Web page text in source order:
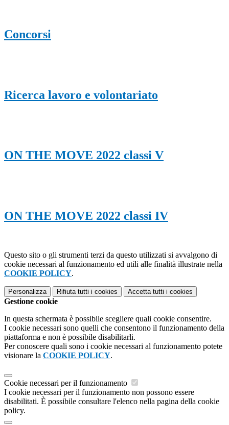
Concorsi
Ricerca lavoro e volontariato
ON THE MOVE 2022 classi V
ON THE MOVE 2022 classi IV
Questo sito o gli strumenti terzi da questo utilizzati si avvalgono di
cookie necessari al funzionamento ed utili alle finalità illustrate nella
COOKIE POLICY.
Personalizza Rifiuta tutti i cookies Accetta tutti i cookies
Gestione cookie
In questa schermata è possibile scegliere quali cookie consentire.
I cookie necessari sono quelli che consentono il funzionamento della
piattaforma e non è possibile disabilitarli.
Per conoscere quali sono i cookie necessari al funzionamento potete
visionare la COOKIE POLICY.
Cookie necessari per il funzionamento
I cookie necessari per il funzionamento non possono essere
disabilitati. È possibile consultare l'elenco nella pagina della cookie
policy.